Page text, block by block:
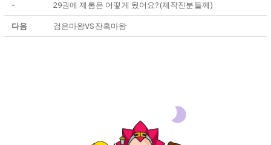
- 29권에 제롬은 어떻게 됬어요?(제작진분들께)
다음 검은마왕VS잔혹마왕